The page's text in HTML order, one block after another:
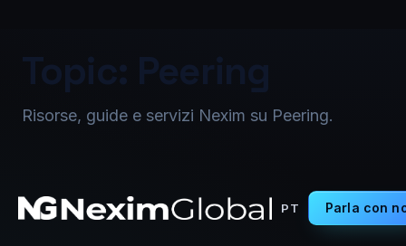
Topic: Peering
Risorse, guide e servizi Nexim su Peering.
PT Parla con